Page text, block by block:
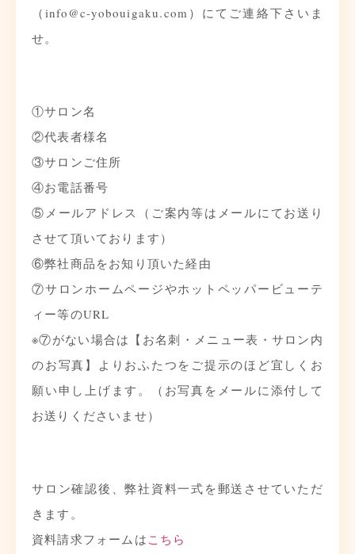
（info@c-yobouigaku.com）にてご連絡下さいま
せ。
①サロン名
②代表者様名
③サロンご住所
④お電話番号
⑤メールアドレス（ご案内等はメールにてお送り
させて頂いております）
⑥弊社商品をお知り頂いた経由
⑦サロンホームページやホットペッパービューテ
ィー等のURL
※⑦がない場合は【お名刺・メニュー表・サロン内
のお写真】よりおふたつをご提示のほど宜しくお
願い申し上げます。（お写真をメールに添付して
お送りくださいませ）
サロン確認後、弊社資料一式を郵送させていただ
きます。
資料請求フォームは こちら